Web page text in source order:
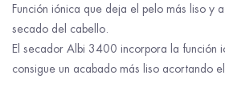
Función iónica que deja el pelo más liso y
secado del cabello.
El secador Albi 3400 incorpora la función
consigue un acabado más liso acortando